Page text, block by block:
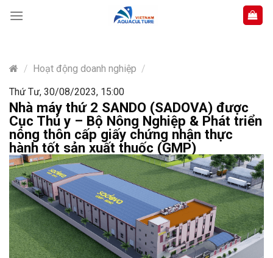
content
/ Hoạt động doanh nghiệp /
Thứ Tư, 30/08/2023, 15:00
Nhà máy thứ 2 SANDO (SADOVA) được
Cục Thú y – Bộ Nông Nghiệp & Phát triển
nông thôn cấp giấy chứng nhận thực
hành tốt sản xuất thuốc (GMP)